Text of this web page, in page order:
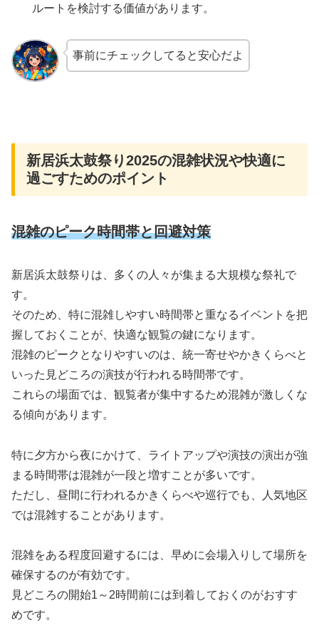
ルートを検討する価値があります。
事前にチェックしてると安心だよ
新居浜太鼓祭り2025の混雑状況や快適に
過ごすためのポイント
混雑のピーク時間帯と回避対策
新居浜太鼓祭りは、多くの人々が集まる大規模な祭礼で
す。
そのため、特に混雑しやすい時間帯と重なるイベントを把
握しておくことが、快適な観覧の鍵になります。
混雑のピークとなりやすいのは、統一寄せやかきくらべと
いった見どころの演技が行われる時間帯です。
これらの場面では、観覧者が集中するため混雑が激しくな
る傾向があります。
特に夕方から夜にかけて、ライトアップや演技の演出が強
まる時間帯は混雑が一段と増すことが多いです。
ただし、昼間に行われるかきくらべや巡行でも、人気地区
では混雑することがあります。
混雑をある程度回避するには、早めに会場入りして場所を
確保するのが有効です。
見どころの開始1～2時間前には到着しておくのがおすす
めです。